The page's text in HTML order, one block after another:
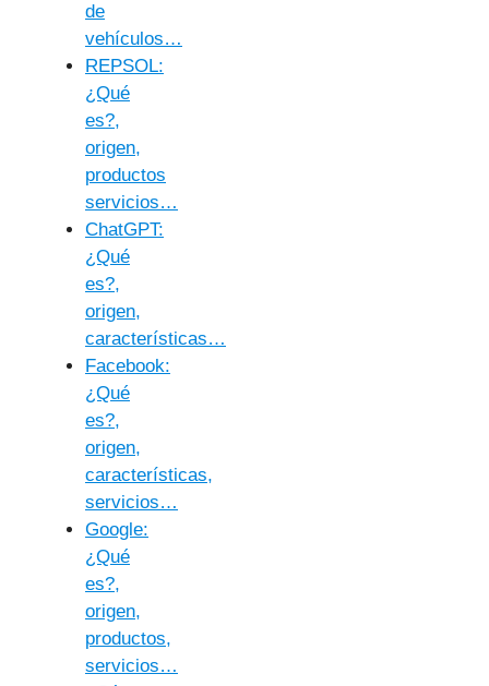
de
vehículos…
REPSOL:
¿Qué
es?,
origen,
productos
servicios…
ChatGPT:
¿Qué
es?,
origen,
características…
Facebook:
¿Qué
es?,
origen,
características,
servicios…
Google:
¿Qué
es?,
origen,
productos,
servicios…